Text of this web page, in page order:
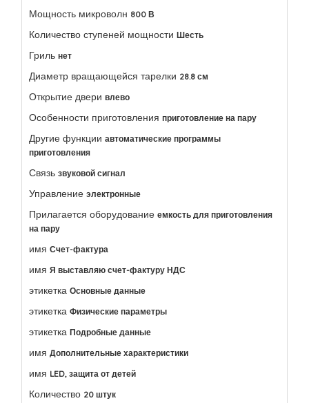
Мощность микроволн 800 В
Количество ступеней мощности Шесть
Гриль нет
Диаметр вращающейся тарелки 28.8 см
Открытие двери влево
Особенности приготовления приготовление на пару
Другие функции автоматические программы
приготовления
Связь звуковой сигнал
Управление электронные
Прилагается оборудование емкость для приготовления
на пару
имя Счет-фактура
имя Я выставляю счет-фактуру НДС
этикетка Основные данные
этикетка Физические параметры
этикетка Подробные данные
имя Дополнительные характеристики
имя LED, защита от детей
Количество 20 штук